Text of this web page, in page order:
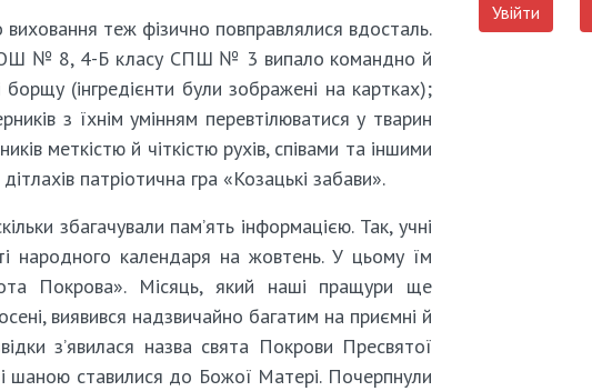
виховання теж фізично повправлялися вдосталь.
№ 8, 4-Б класу СПШ № 3 випало командно й
(інгредієнти були зображені на картках);
з їхнім умінням перевтілюватися у тварин
меткістю й чіткістю рухів, співами та іншими
патріотична гра «Козацькі забави».
збагачували пам’ять інформацією. Так, учні
народного календаря на жовтень. У цьому їм
Покрова». Місяць, який наші пращури ще
виявився надзвичайно багатим на приємні й
з’явилася назва свята Покрови Пресвятої
шаною ставилися до Божої Матері. Почерпнули
Увійти